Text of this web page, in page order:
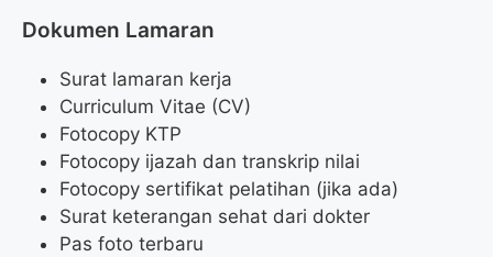
Dokumen Lamaran
Surat lamaran kerja
Curriculum Vitae (CV)
Fotocopy KTP
Fotocopy ijazah dan transkrip nilai
Fotocopy sertifikat pelatihan (jika ada)
Surat keterangan sehat dari dokter
Pas foto terbaru